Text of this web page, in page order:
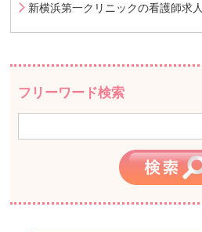
新横浜第一クリニックの看護師求人
フリーワード検索